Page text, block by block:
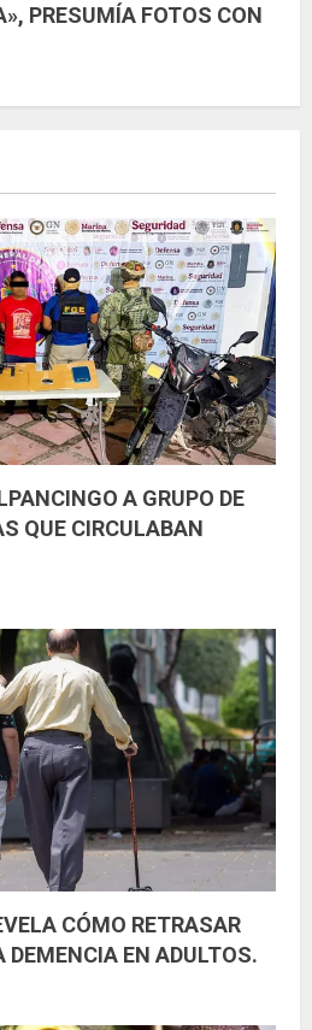
PRESUMÍA FOTOS CON
A GRUPO DE
QUE CIRCULABAN
CÓMO RETRASAR
EN ADULTOS.